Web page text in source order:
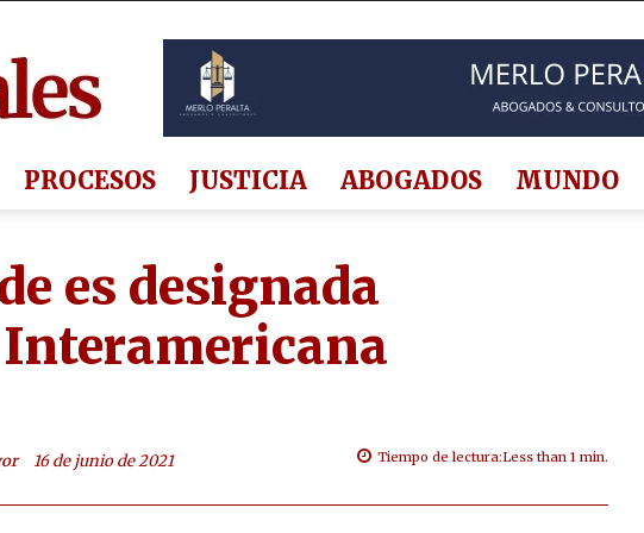
PROCESOS JUSTICIA ABOGADOS MUNDO
es designada
16 de junio de 2021 Tiempo de lectura:Less than 1 min.